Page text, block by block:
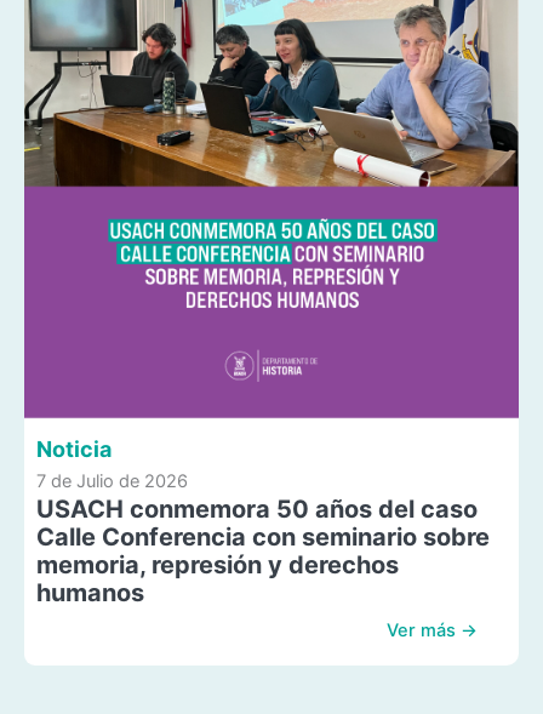
Noticia
7 de Julio de 2026
USACH conmemora 50 años del caso
Calle Conferencia con seminario sobre
memoria, represión y derechos
humanos
Ver más →